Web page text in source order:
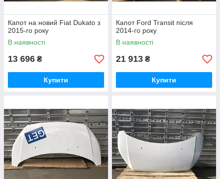
Капот на новий Fiat Dukato з
2015-го року
В наявності
13 696 ₴
Купити
Капот Ford Transit після
2014-го року
В наявності
21 913 ₴
Купити